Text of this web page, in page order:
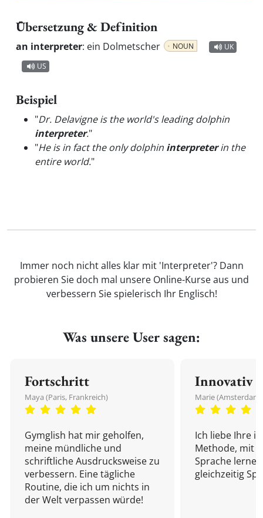
Übersetzung & Definition
an interpreter: ein Dolmetscher NOUN
UK
US
Beispiel
"Dr. Delavigne is the world's leading dolphin
interpreter."
"He is in fact the only dolphin interpreterin the
entire world."
Immer noch nicht alles klar mit 'Interpreter'? Dann
probieren Sie doch mal unsere Online-Kurse aus und
verbessern Sie spielerisch Ihr Englisch!
Was unsere User sagen:
Fortschritt
Maya (Paris, Frankreich)
Gymglish hat mir geholfen,
meine mündliche und
schriftliche Ausdrucksweise zu
verbessern. Eine tägliche
Routine, die ich um nichts in
der Welt verpassen würde!
Innovativ
Marie
Ich liebe Ihre
Methode, mit
Sprache
gleichzeitig